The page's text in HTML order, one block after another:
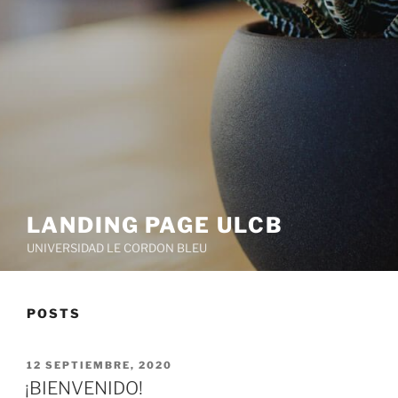
LANDING PAGE ULCB
UNIVERSIDAD LE CORDON BLEU
POSTS
POSTED
ON
12 SEPTIEMBRE, 2020
¡BIENVENIDO!